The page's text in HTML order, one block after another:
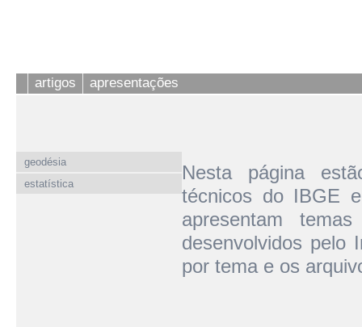
artigos apresentações
geodésia
estatística
Nesta página
técnicos do IBGE
apresentam
desenvolvidos pelo
por tema e os